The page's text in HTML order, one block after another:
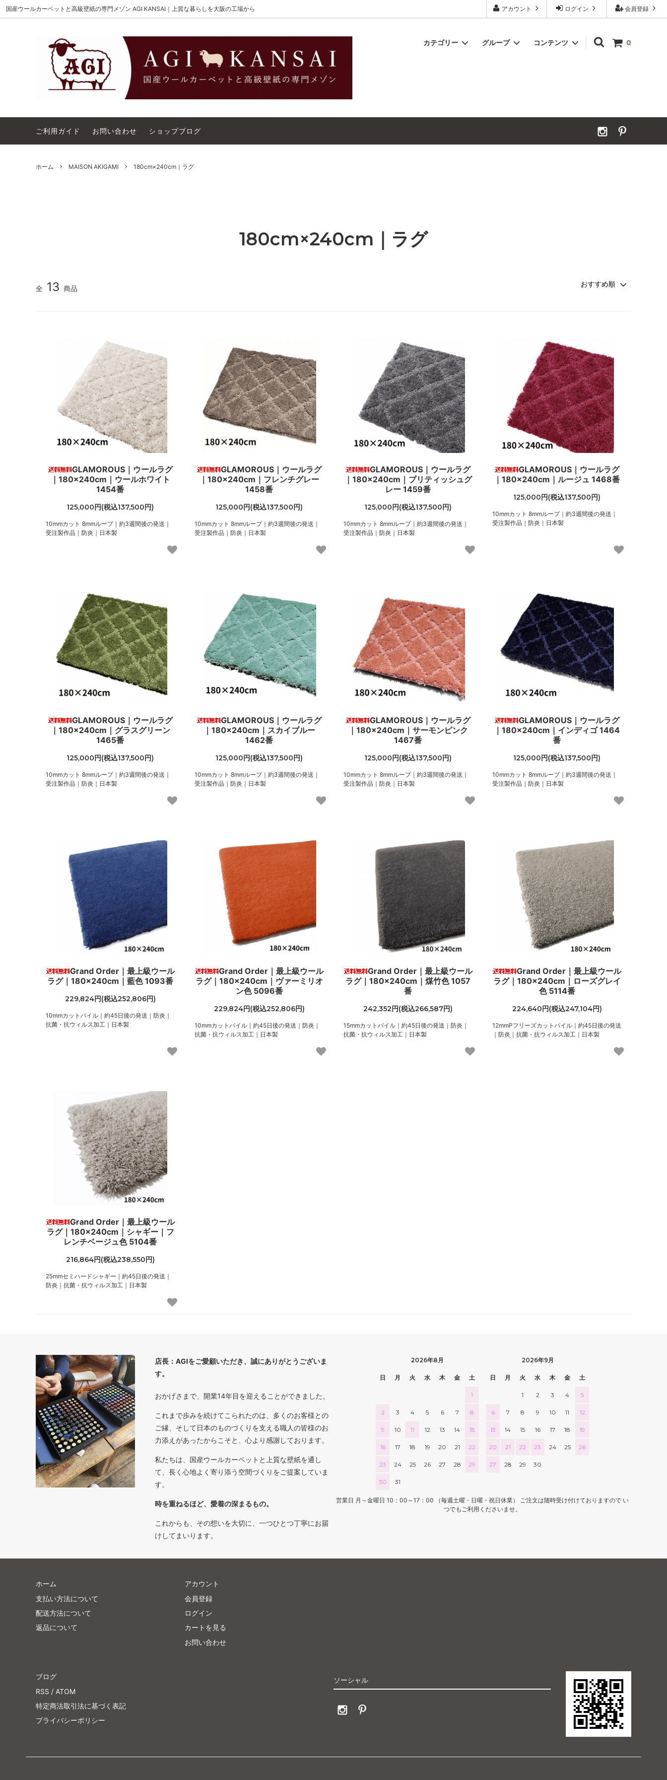
会員登録
ログイン
アカウント
国産ウールカーペットと高級壁紙の専門メゾン AGI KANSAI｜上質な暮らしを大阪の工場から
0
カテゴリー
MAISON AKIGAMI The Wilton
ウィルトンオーダー｜別注ウールカーペ
コットンテープ｜10cm幅 カーペットクリーナー｜シミトリ剤
グループ
施工用ウールカーペット ウールラグ
コンテンツ
AGI KANSAI について カーペットガイド
ご利用ガイド お問い合わせ ショップブログ
ホーム MAISON AKIGAMI 180cm×240cm｜ラグ
180cm×240cm｜ラグ
全 13 商品
GLAMOROUS｜ウールラグ
｜180×240cm｜ウールホワイト
1454番
125,000円(税込137,500円)
10mmカット 8mmループ｜約3週間後の発送｜
受注製作品｜防炎｜日本製
GLAMOROUS｜ウールラグ
｜180×240cm｜フレンチグレー
1458番
125,000円(税込137,500円)
10mmカット 8mmループ｜約3週間後の発送｜
受注製作品｜防炎｜日本製
GLAMOROUS｜ウールラグ
｜180×240cm｜ブリティッシュグ
レー 1459番
125,000円(税込137,500円)
10mmカット 8mmループ｜約3週間後の発送｜
受注製作品｜防炎｜日本製
GLAMOROUS｜ウールラグ
｜180×240cm｜ルージュ 1468番
125,000円(税込137,500円)
10mmカット 8mmループ｜約3週間後の発送｜
受注製作品｜防炎｜日本製
GLAMOROUS｜ウールラグ
｜180×240cm｜グラスグリーン
1465番
125,000円(税込137,500円)
10mmカット 8mmループ｜約3週間後の発送｜
受注製作品｜防炎｜日本製
GLAMOROUS｜ウールラグ
｜180×240cm｜スカイブルー
1462番
125,000円(税込137,500円)
10mmカット 8mmループ｜約3週間後の発送｜
受注製作品｜防炎｜日本製
GLAMOROUS｜ウールラグ
｜180×240cm｜サーモンピンク
1467番
125,000円(税込137,500円)
10mmカット 8mmループ｜約3週間後の発送｜
受注製作品｜防炎｜日本製
GLAMOROUS｜ウールラグ
｜180×240cm｜インディゴ 1464
番
125,000円(税込137,500円)
10mmカット 8mmループ｜約3週間後の発送｜
受注製作品｜防炎｜日本製
Grand Order｜最上級ウール
ラグ｜180×240cm｜藍色 1093番
229,824円(税込252,806円)
10mmカットパイル｜約45日後の発送｜防炎｜
抗菌・抗ウィルス加工｜日本製
Grand Order｜最上級ウール
ラグ｜180×240cm｜ヴァーミリオ
ン色 5096番
229,824円(税込252,806円)
10mmカットパイル｜約45日後の発送｜防炎｜
抗菌・抗ウィルス加工｜日本製
Grand Order｜最上級ウール
ラグ｜180×240cm｜煤竹色 1057
番
242,352円(税込266,587円)
15mmカットパイル｜約45日後の発送｜防炎｜
抗菌・抗ウィルス加工｜日本製
Grand Order｜最上級ウール
ラグ｜180×240cm｜ローズグレイ
色 5114番
224,640円(税込247,104円)
12mmPフリーズカットパイル｜約45日後の発送
｜防炎｜抗菌・抗ウィルス加工｜日本製
Grand Order｜最上級ウール
ラグ｜180×240cm｜シャギー｜フ
レンチベージュ色 5104番
216,864円(税込238,550円)
25mmセミハードシャギー｜約45日後の発送｜
防炎｜抗菌・抗ウィルス加工｜日本製
店長：AGIをご愛顧いただき、誠にありがとうございま
す。
おかげさまで、開業14年目を迎えることができました。
これまで歩みを続けてこられたのは、多くのお客様との
ご縁、そして日本のものづくりを支える職人の皆様のお
力添えがあったからこそと、心より感謝しております。
私たちは、国産ウールカーペットと上質な壁紙を通し
て、長く心地よく寄り添う空間づくりをご提案していま
す。
時を重ねるほど、愛着の深まるもの。
これからも、その想いを大切に、一つひとつ丁寧にお届
けしてまいります。
2026年8月
日 月 火 水 木 金 土
1
2 3 4 5 6 7 8
9 10 11 12 13 14 15
16 17 18 19 20 21 22
23 24 25 26 27 28 29
30 31
2026年9月
日 月 火 水 木 金 土
1 2 3 4 5
6 7 8 9 10 11 12
13 14 15 16 17 18 19
20 21 22 23 24 25 26
27 28 29 30
営業日 月～金曜日 10：00～17：00 （毎週土曜・日曜・祝日休業） ご注文は随時受け付けておりますので い
つでもご利用くださいませ。
ホーム
支払い方法について
配送方法について
返品について
アカウント
会員登録
ログイン
カートを見る
お問い合わせ
ソーシャル
ブログ
RSS / ATOM
特定商法取引法に基づく表記
プライバシーポリシー